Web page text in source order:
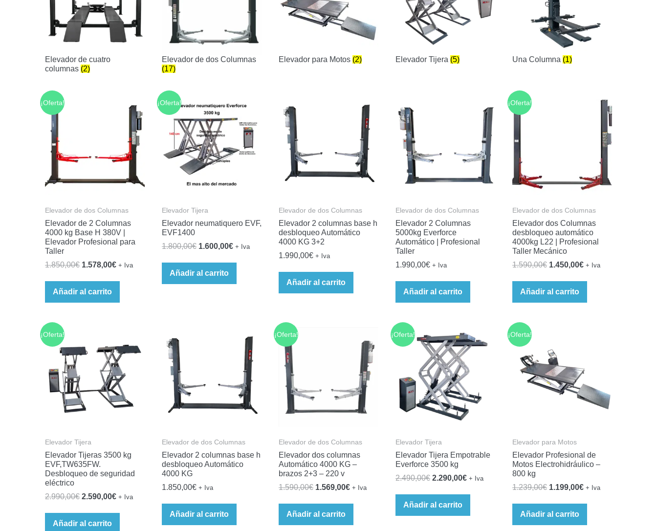
Elevador de cuatro
columnas (2)
Elevador de dos Columnas
(17)
Elevador para Motos (2) Elevador Tijera (5) Una Columna (1)
¡Oferta!
Elevador de dos Columnas
Elevador de 2 Columnas
4000 kg Base H 380V |
Elevador Profesional para
Taller
1.850,00€ El
original
era:
1.578,00€El
es:
+ Iva
Añadir al carrito
¡Oferta!
Elevador Tijera
Elevador neumatiquero EVF,
EVF1400
1.800,00€ El
original
era:
1.600,00€El
es:
+ Iva
Añadir al carrito
Elevador de dos Columnas
Elevador 2 columnas base h
desbloqueo Automático
4000 KG 3+2
1.990,00€ + Iva
Añadir al carrito
Elevador de dos Columnas
Elevador 2 Columnas
5000kg Everforce
Automático | Profesional
Taller
1.990,00€ + Iva
Añadir al carrito
¡Oferta!
Elevador de dos Columnas
Elevador dos Columnas
desbloqueo automático
4000kg L22 | Profesional
Taller Mecánico
1.590,00€ El
original
era:
1.450,00€El
es:
+ Iva
Añadir al carrito
¡Oferta!
Elevador Tijera
Elevador Tijeras 3500 kg
EVF,TW635FW.
Desbloqueo de seguridad
eléctrico
2.990,00€ El
original
2.590,00€El+ Iva
Añadir al carrito
Elevador de dos Columnas
Elevador 2 columnas base h
desbloqueo Automático
4000 KG
1.850,00€ + Iva
Añadir al carrito
¡Oferta!
Elevador de dos Columnas
Elevador dos columnas
Automático 4000 KG –
brazos 2+3 – 220 v
1.590,00€ El
original
era:
1.569,00€El
es:
+ Iva
Añadir al carrito
¡Oferta!
Elevador Tijera
Elevador Tijera Empotrable
Everforce 3500 kg
2.490,00€ El
original
era:
2.290,00€El
es:
+ Iva
Añadir al carrito
¡Oferta!
Elevador para Motos
Elevador Profesional de
Motos Electrohidráulico –
800 kg
1.239,00€ El
original
era:
1.199,00€El
es:
+ Iva
Añadir al carrito